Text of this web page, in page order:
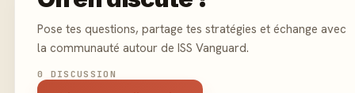
Pose tes questions, partage tes stratégies et échange avec
la communauté autour de ISS Vanguard.
0 DISCUSSION